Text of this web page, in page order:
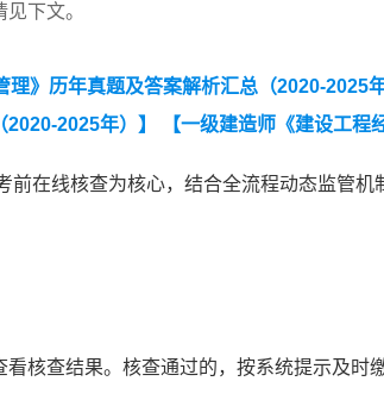
下文。
理》历年真题及答案解析汇总（2020-2025年
2025年）】
【一级建造师《建设工程
前在线核查为核心，结合全流程动态监管机
核查结果。核查通过的，按系统提示及时